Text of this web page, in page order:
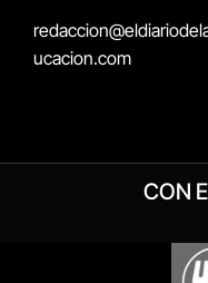
ucacion.com
CON